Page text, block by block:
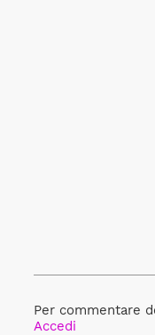
Per commentare
Accedi